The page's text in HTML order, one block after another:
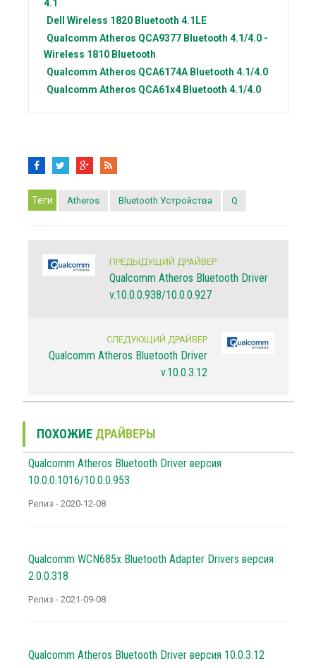
4.1
Dell Wireless 1820 Bluetooth 4.1LE
Qualcomm Atheros QCA9377 Bluetooth 4.1/4.0 -
Wireless 1810 Bluetooth
Qualcomm Atheros QCA6174A Bluetooth 4.1/4.0
Qualcomm Atheros QCA61x4 Bluetooth 4.1/4.0
Теги Atheros Bluetooth Устройства Q
ПРЕДЫДУЩИЙ ДРАЙВЕР
Qualcomm Atheros Bluetooth Driver
v.10.0.0.938/10.0.0.927
СЛЕДУЮЩИЙ ДРАЙВЕР
Qualcomm Atheros Bluetooth Driver
v.10.0.3.12
ПОХОЖИЕ ДРАЙВЕРЫ
Qualcomm Atheros Bluetooth Driver версия
10.0.0.1016/10.0.0.953
Релиз - 2020-12-08
Qualcomm WCN685x Bluetooth Adapter Drivers версия
2.0.0.318
Релиз - 2021-09-08
Qualcomm Atheros Bluetooth Driver версия 10.0.3.12